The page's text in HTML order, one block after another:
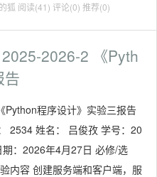
狐 阅读(41) 评论(0) 推荐(0)
2026-2 《Pyth
告
程序设计》实验三报告
2534 姓名： 吕俊孜 学号：20
：2026年4月27日 必修/选
内容 创建服务端和客户端，服